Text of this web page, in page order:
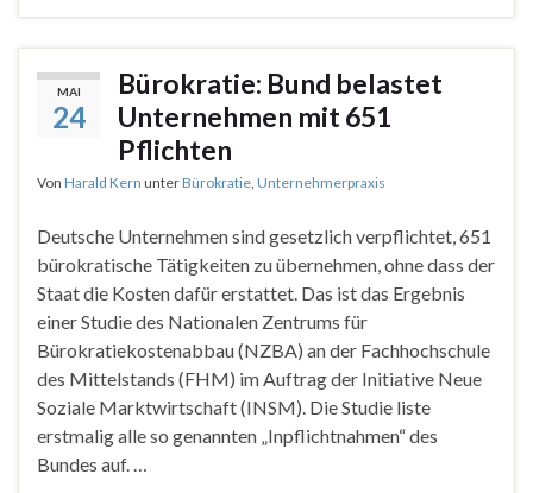
MAI
24
Bürokratie: Bund belastet
Unternehmen mit 651
Pflichten
Von Harald Kern unterBürokratie Unternehmerpraxis
Deutsche Unternehmen sind gesetzlich verpflichtet, 651
bürokratische Tätigkeiten zu übernehmen, ohne dass der
Staat die Kosten dafür erstattet. Das ist das Ergebnis
einer Studie des Nationalen Zentrums für
Bürokratiekostenabbau (NZBA) an der Fachhochschule
des Mittelstands (FHM) im Auftrag der Initiative Neue
Soziale Marktwirtschaft (INSM). Die Studie liste
erstmalig alle so genannten „Inpflichtnahmen“ des
Bundes auf. …